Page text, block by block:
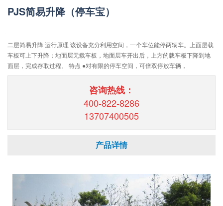
PJS简易升降（停车宝）
二层简易升降 运行原理 该设备充分利用空间，一个车位能停两辆车。上面层载
车板可上下升降；地面层无载车板，地面层车开出后，上方的载车板下降到地
面层，完成存取过程。 特点 ●对有限的停车空间，可倍双停放车辆，
咨询热线：
400-822-8286
13707400505
产品详情